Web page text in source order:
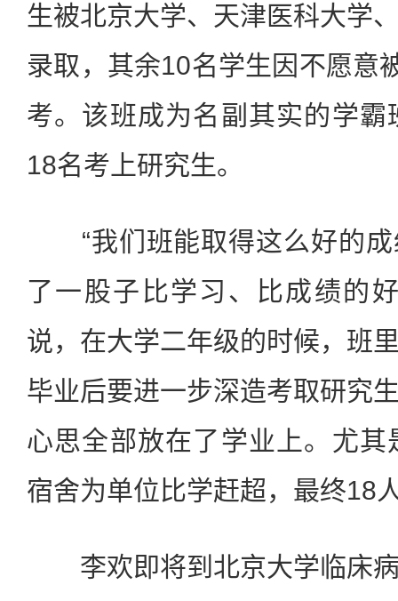
生被北京大学、天津医科大学
录取，其余10名学生因不愿意
考。该班成为名副其实的学
18名考上研究生。
“我们班能取得这么好的成
了一股子比学习、比成绩的
说，在大学二年级的时候，班
毕业后要进一步深造考取研究
心思全部放在了学业上。尤
宿舍为单位比学赶超，最终18
李欢即将到北京大学临床病